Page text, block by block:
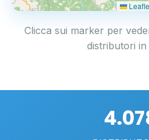
Clicca sui marker per
distributori in